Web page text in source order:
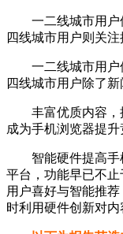
一二线城市用户
四线城市用户则关注
一二线城市用户
四线城市用户除了
丰富优质内容，
成为手机浏览器提升
智能硬件提高手
平台，功能早已不
用户喜好与智能推
时利用硬件创新对内